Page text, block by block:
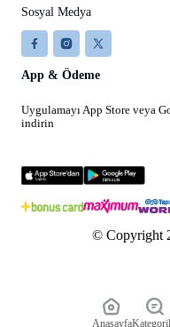
Anasayfa
Sosyal Medya
App & Ödeme
Uygulamayı App Store veya
indirin
© Copyright